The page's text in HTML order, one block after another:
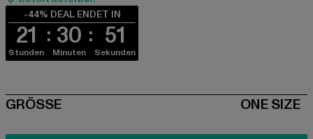
-44% DEAL ENDET IN
21
Stunden
30
Minuten
50
Sekunden
SIZE
GRÖSSE ONE SIZE